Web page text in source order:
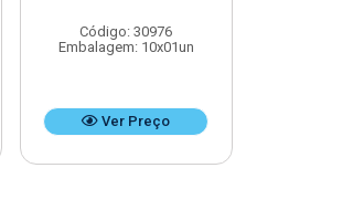
Código: 30976
Embalagem: 10x01un
Ver Preço